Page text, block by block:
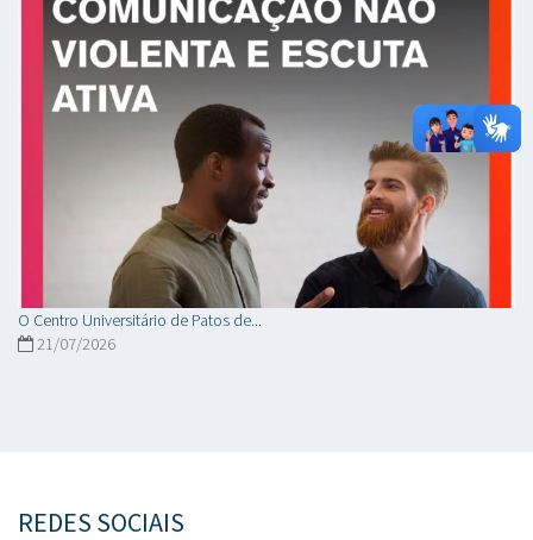
O Centro Universitário de Patos de...
21/07/2026
REDES SOCIAIS